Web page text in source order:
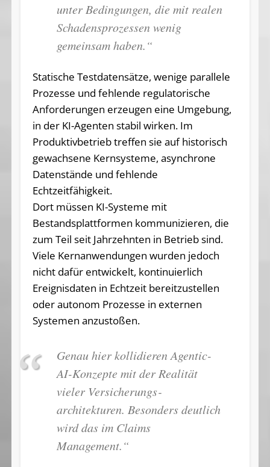
unter Bedingungen, die mit realen
Schadensprozessen wenig
gemeinsam haben.“
Statische Testdatensätze, wenige parallele
Prozesse und fehlende regulatorische
Anforderungen erzeugen eine Umgebung,
in der KI-Agenten stabil wirken. Im
Produktivbetrieb treffen sie auf historisch
gewachsene Kernsysteme, asynchrone
Datenstände und fehlende
Echtzeitfähigkeit.
Dort müssen KI-Systeme mit
Bestandsplattformen kommunizieren, die
zum Teil seit Jahrzehnten in Betrieb sind.
Viele Kernanwendungen wurden jedoch
nicht dafür entwickelt, kontinuierlich
Ereignisdaten in Echtzeit bereitzustellen
oder autonom Prozesse in externen
Systemen anzustoßen.
Genau hier kollidieren Agentic-
AI-Konzepte mit der Realität
vieler Versicherungs­
architekturen. Besonders deutlich
wird das im Claims
Management.“